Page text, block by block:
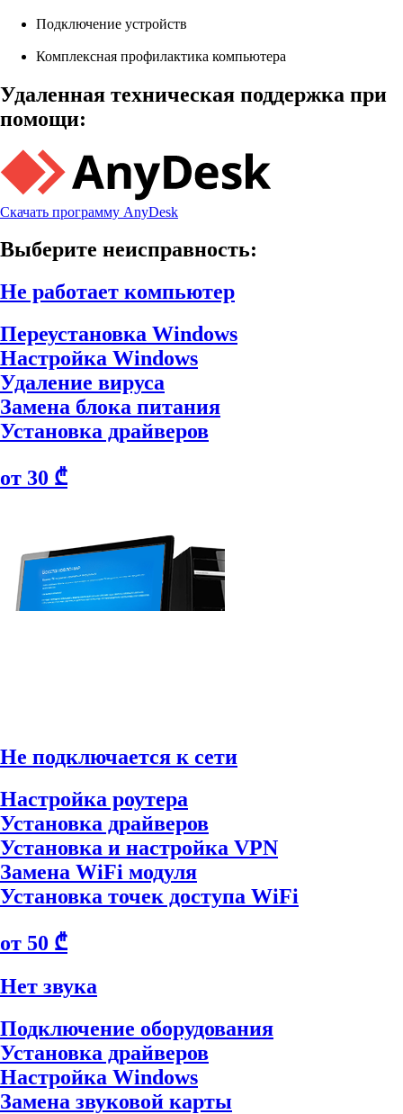
Подключение устройств
Комплексная профилактика компьютера
Удаленная техническая поддержка при
помощи:
Скачать программу AnyDesk
Выберите неисправность:
Не работает компьютер
Переустановка Windows
Настройка Windows
Удаление вируса
Замена блока питания
Установка драйверов
от 30 ₾
Не подключается к сети
Настройка роутера
Установка драйверов
Установка и настройка VPN
Замена WiFi модуля
Установка точек доступа WiFi
от 50 ₾
Нет звука
Подключение оборудования
Установка драйверов
Настройка Windows
Замена звуковой карты